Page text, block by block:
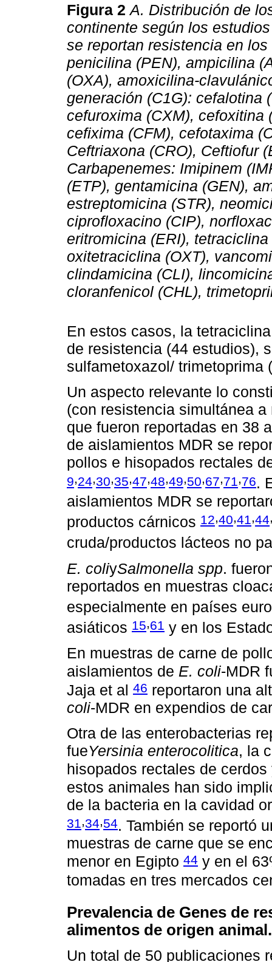
Figura 2A. Distribución de
continente según los
se reportan resistencia en
penicilina (PEN), ampicilina
(OXA), amoxicilina-
generación (C1G): cefalotina
cefuroxima (CXM), cefoxitina
cefixima (CFM), cefotaxima
Ceftriaxona (CRO), Ceftiofur
Carbapenemes: Imipinem
(ETP), gentamicina (GEN),
estreptomicina (STR),
ciprofloxacino (CIP),
eritromicina (ERI),
oxitetraciclina (OXT),
clindamicina (CLI),
cloranfenicol (CHL),
En estos casos, la
de resistencia (44 estudios),
sulfametoxazol/ trimetoprima
Un aspecto relevante lo
(con resistencia simultánea
que fueron reportadas en 38
de aislamientos MDR se
pollos e hisopados rectales
9,24,30,35,47,48,49,50,67,71 ,76.
aislamientos MDR se
productos cárnicos 12,40,41,44
cruda/productos lácteos no
E. coliySalmonella spp.
reportados en muestras
especialmente en países
asiáticos 15,61 y en los
En muestras de carne de
aislamientos de E. coli-MDR
Jaja et al 46 reportaron una
coli-MDR en expendios de
Otra de las enterobacterias
fueYersinia enterocolitica, la
hisopados rectales de
estos animales han sido
de la bacteria en la cavidad
31,34,54. También se reportó
muestras de carne que se
menor en Egipto 44 y en el
tomadas en tres mercados
Prevalencia de Genes de
alimentos de origen animal.
Un total de 50 publicaciones